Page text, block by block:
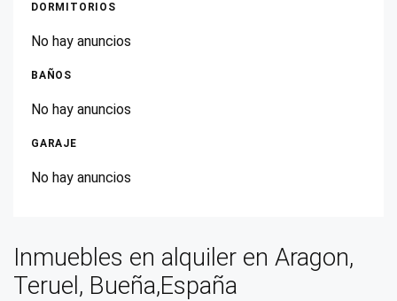
DORMITORIOS
No hay anuncios
BAÑOS
No hay anuncios
GARAJE
No hay anuncios
Inmuebles en alquiler en Aragon,
Teruel, Bueña,España